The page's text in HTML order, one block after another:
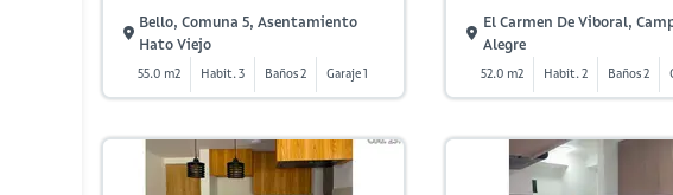
Bello, Comuna 5, Asentamiento
Hato Viejo
55.0 m2 Habit. 3 Baños 2 Garaje 1
El Carmen De Viboral,
Alegre
52.0 m2 Habit. 2 Baños 2